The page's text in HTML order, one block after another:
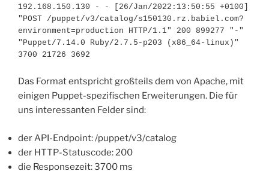
192.168.150.130 - - [26/Jan/2022:13:50:55 +0100]
"POST /puppet/v3/catalog/s150130.rz.babiel.com?
environment=production HTTP/1.1" 200 899277 "-"
"Puppet/7.14.0 Ruby/2.7.5-p203 (x86_64-linux)"
3700 21726 3692
Das Format entspricht großteils dem von Apache, mit
einigen Puppet-spezifischen Erweiterungen. Die für
uns interessanten Felder sind:
der API-Endpoint: /puppet/v3/catalog
der HTTP-Statuscode: 200
die Responsezeit: 3700 ms